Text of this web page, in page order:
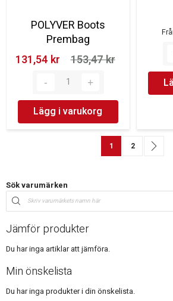
POLYVER Boots
Prembag
131,54 kr‎
153,47 kr‎
Lägg i varukorg
SidaYou're currently
1 Sida
2
Sök varumärken
Jämför produkter
Du har inga artiklar att jämföra.
Min önskelista
Du har inga produkter i din önskelista.